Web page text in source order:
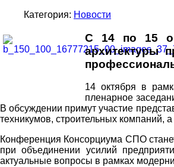
Категория: Новости
С 14 по 15
архитектуры
14 октября в
пленарное
В обсуждении примут участие
техникумов, строительных компаний,
Конференция Консорциума СПО
при объединении усилий
актуальные вопросы в рамках